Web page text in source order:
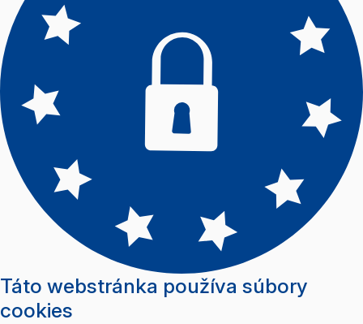
Táto webstránka používa súbory
cookies